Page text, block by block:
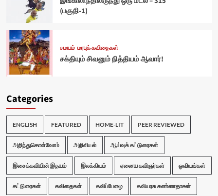
(பகுதி-1)
சமயம் மரபுக் கவிதைகள்
சக்தியும் சிவனும் நித்தியம் ஆவார்!
Categories
ENGLISH FEATURED HOME-LIT PEER REVIEWED
அறிந்துகொள்வோம் அறிவியல் ஆய்வுக் கட்டுரைகள்
இசைக்கவியின் இதயம் இலக்கியம் ஏனைய கவிஞர்கள் ஓவியங்கள்
கட்டுரைகள் கவிதைகள் கவிப்பேழை கவியரசு கண்ணதாசன்